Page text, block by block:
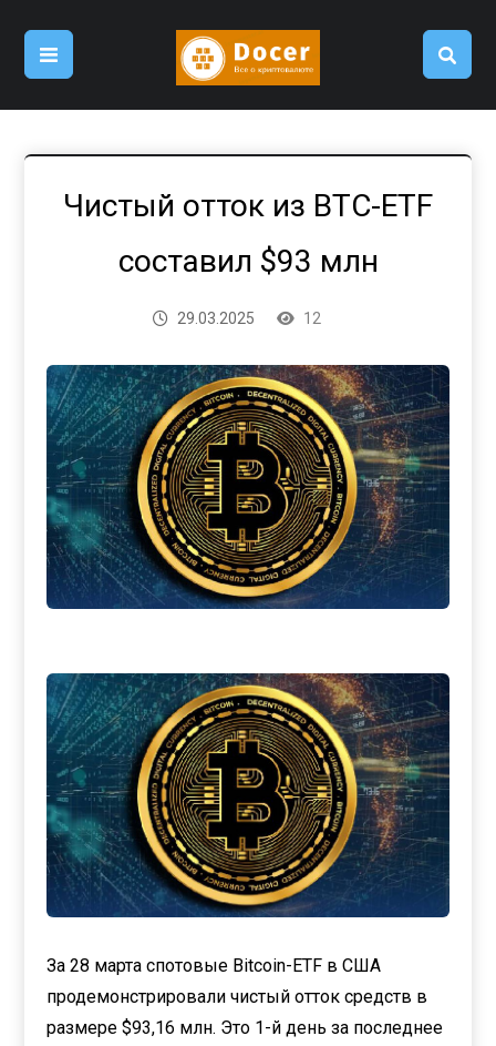
Чистый отток из BTC-ETF
составил $93 млн
29.03.2025 12
За 28 марта спотовые Bitcoin-ETF в США
продемонстрировали чистый отток средств в
размере $93,16 млн. Это 1-й день за последнее